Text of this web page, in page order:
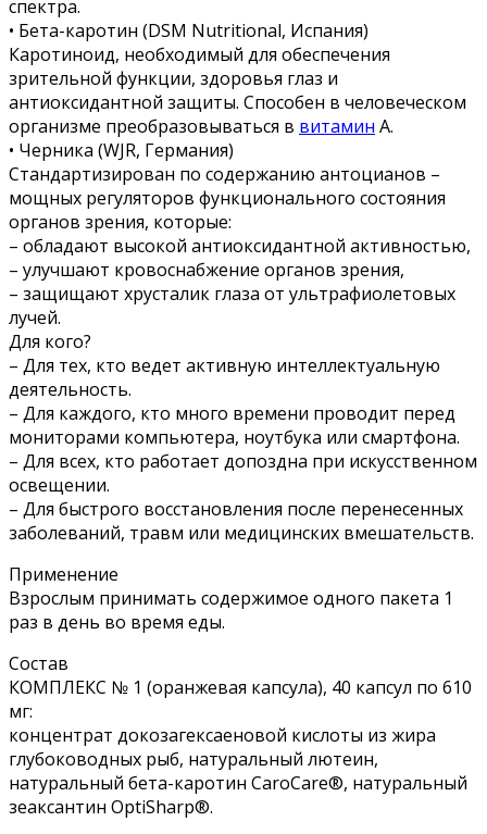
спектра.
• Бета-каротин (DSM Nutritional, Испания)
Каротиноид, необходимый для обеспечения
зрительной функции, здоровья глаз и
антиоксидантной защиты. Способен в человеческом
организме преобразовываться в витамин А.
• Черника (WJR, Германия)
Стандартизирован по содержанию антоцианов –
мощных регуляторов функционального состояния
органов зрения, которые:
– обладают высокой антиоксидантной активностью,
– улучшают кровоснабжение органов зрения,
– защищают хрусталик глаза от ультрафиолетовых
лучей.
Для кого?
– Для тех, кто ведет активную интеллектуальную
деятельность.
– Для каждого, кто много времени проводит перед
мониторами компьютера, ноутбука или смартфона.
– Для всех, кто работает допоздна при искусственном
освещении.
– Для быстрого восстановления после перенесенных
заболеваний, травм или медицинских вмешательств.
Применение
Взрослым принимать содержимое одного пакета 1
раз в день во время еды.
Состав
КОМПЛЕКС № 1 (оранжевая капсула), 40 капсул по 610
мг:
концентрат докозагексаеновой кислоты из жира
глубоководных рыб, натуральный лютеин,
натуральный бета-каротин CaroCare®, натуральный
зеаксантин OptiSharp®.